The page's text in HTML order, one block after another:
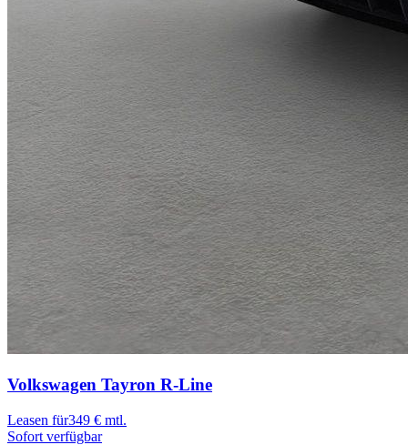
Volkswagen Tayron R-Line
Leasen für349 € mtl.
Sofort verfügbar